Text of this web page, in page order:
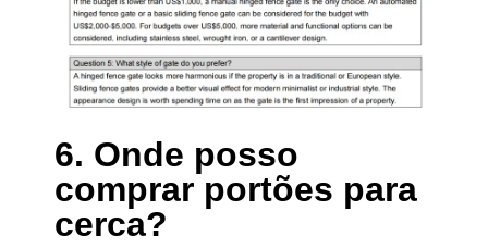
6. Onde posso
comprar portões para
cerca?